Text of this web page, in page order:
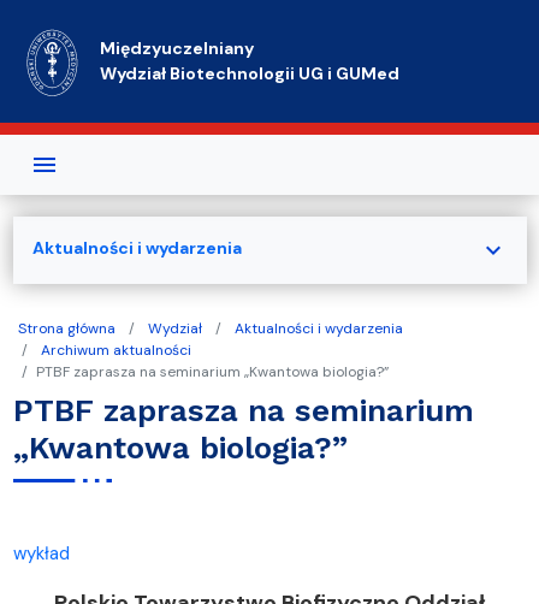
Międzyuczelniany
Wydział Biotechnologii UG i GUMed
Strona główna Wydział
Aktualności i wydarzenia
Archiwum aktualności
PTBF zaprasza na seminarium „Kwantowa biologia?”
PTBF zaprasza na seminarium
„Kwantowa biologia?”
wykład
Aktualności i wydarzenia expand_more